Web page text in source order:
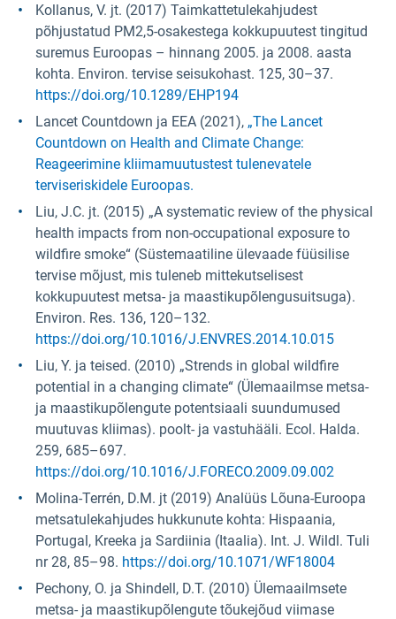
Kollanus, V. jt. (2017) Taimkattetulekahjudest
põhjustatud PM2,5-osakestega kokkupuutest tingitud
suremus Euroopas – hinnang 2005. ja 2008. aasta
kohta. Environ. tervise seisukohast. 125, 30–37.
https://doi.org/10.1289/EHP194
Lancet Countdown ja EEA (2021), „The Lancet
Countdown on Health and Climate Change:
Reageerimine kliimamuutustest tulenevatele
terviseriskidele Euroopas.
Liu, J.C. jt. (2015) „A systematic review of the physical
health impacts from non-occupational exposure to
wildfire smoke“ (Süstemaatiline ülevaade füüsilise
tervise mõjust, mis tuleneb mittekutselisest
kokkupuutest metsa- ja maastikupõlengusuitsuga).
Environ. Res. 136, 120–132.
https://doi.org/10.1016/J.ENVRES.2014.10.015
Liu, Y. ja teised. (2010) „Strends in global wildfire
potential in a changing climate“ (Ülemaailmse metsa-
ja maastikupõlengute potentsiaali suundumused
muutuvas kliimas). poolt- ja vastuhääli. Ecol. Halda.
259, 685–697.
https://doi.org/10.1016/J.FORECO.2009.09.002
Molina-Terrén, D.M. jt (2019) Analüüs Lõuna-Euroopa
metsatulekahjudes hukkunute kohta: Hispaania,
Portugal, Kreeka ja Sardiinia (Itaalia). Int. J. Wildl. Tuli
nr 28, 85–98. https://doi.org/10.1071/WF18004
Pechony, O. ja Shindell, D.T. (2010) Ülemaailmsete
metsa- ja maastikupõlengute tõukejõud viimase